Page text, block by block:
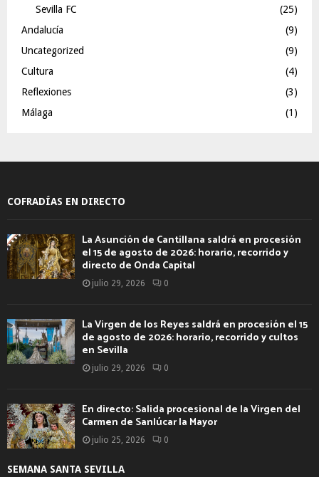
Sevilla FC
(25)
Andalucía
(9)
Uncategorized
(9)
Cultura
(4)
Reflexiones
(3)
Málaga
(1)
COFRADÍAS EN DIRECTO
La Asunción de Cantillana saldrá en procesión
el 15 de agosto de 2026: horario, recorrido y
directo de Onda Capital
julio 29, 2026 0
La Virgen de los Reyes saldrá en procesión el 15
de agosto de 2026: horario, recorrido y cultos
en Sevilla
julio 29, 2026 0
En directo: Salida procesional de la Virgen del
Carmen de Sanlúcar la Mayor
julio 25, 2026 0
SEMANA SANTA SEVILLA